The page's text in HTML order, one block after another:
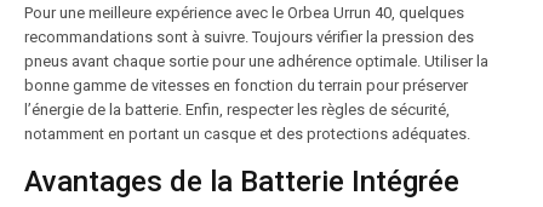
Pour une meilleure expérience avec le Orbea Urrun 40, quelques
recommandations sont à suivre. Toujours vérifier la pression des
pneus avant chaque sortie pour une adhérence optimale. Utiliser la
bonne gamme de vitesses en fonction du terrain pour préserver
l’énergie de la batterie. Enfin, respecter les règles de sécurité,
notamment en portant un casque et des protections adéquates.
Avantages de la Batterie Intégrée